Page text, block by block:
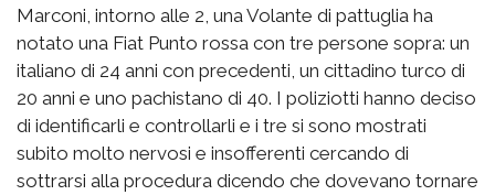
Marconi, intorno alle 2, una Volante di pattuglia ha
notato una Fiat Punto rossa con tre persone sopra: un
italiano di 24 anni con precedenti, un cittadino turco di
20 anni e uno pachistano di 40. I poliziotti hanno deciso
di identificarli e controllarli e i tre si sono mostrati
subito molto nervosi e insofferenti cercando di
sottrarsi alla procedura dicendo che dovevano tornare